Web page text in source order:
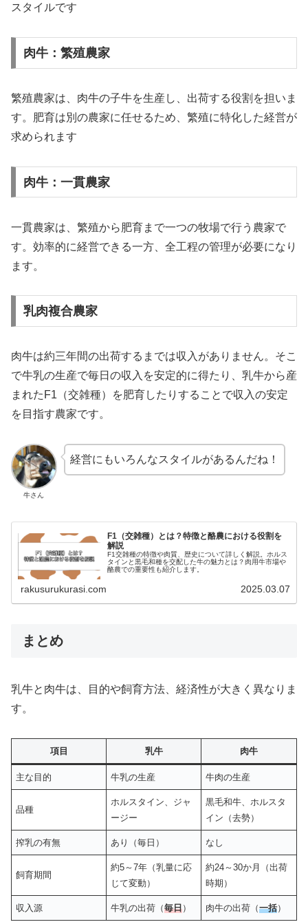
スタイルです
肉牛：繁殖農家
繁殖農家は、肉牛の子牛を生産し、出荷する役割を担いま
す。肥育は別の農家に任せるため、繁殖に特化した経営が
求められます
肉牛：一貫農家
一貫農家は、繁殖から肥育まで一つの牧場で行う農家で
す。効率的に経営できる一方、全工程の管理が必要になり
ます。
乳肉複合農家
肉牛は約三年間の出荷するまでは収入がありません。そこ
で牛乳の生産で毎日の収入を安定的に得たり、乳牛から産
まれたF1（交雑種）を肥育したりすることで収入の安定
を目指す農家です。
牛さん
経営にもいろんなスタイルがあるんだね！
F1（交雑種）とは？特徴と酪農における役割を
解説
F1交雑種の特徴や肉質、歴史について詳しく解説。ホルス
タインと黒毛和種を交配した牛の魅力とは？肉用牛市場や
酪農での重要性も紹介します。
rakusurukurasi.com 2025.03.07
まとめ
乳牛と肉牛は、目的や飼育方法、経済性が大きく異なりま
す。
項目 乳牛 肉牛
主な目的 牛乳の生産 牛肉の生産
品種
ホルスタイン、ジャ
ージー
黒毛和牛、ホルスタ
イン（去勢）
搾乳の有無 あり（毎日） なし
飼育期間
約5～7年（乳量に応
じて変動）
約24～30か月（出荷
時期）
収入源 牛乳の出荷（毎日） 肉牛の出荷（一括）